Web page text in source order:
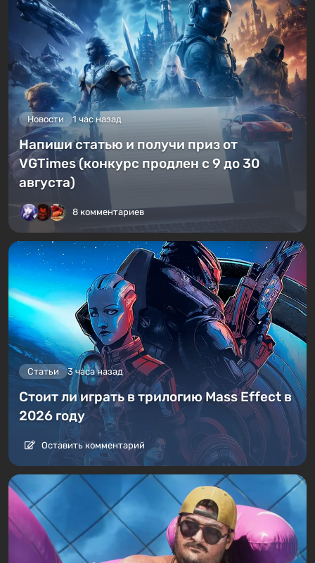
Новости 1 час назад
Напиши статью и получи приз от
VGTimes (конкурс продлен с 9 до 30
августа)
8 комментариев
Статьи 3 часа назад
Стоит ли играть в трилогию Mass Effect в
2026 году
Оставить комментарий